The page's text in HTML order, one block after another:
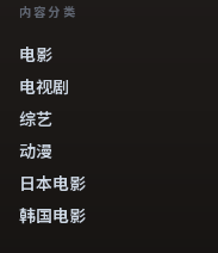
内容分类
电影
电视剧
综艺
动漫
日本电影
韩国电影